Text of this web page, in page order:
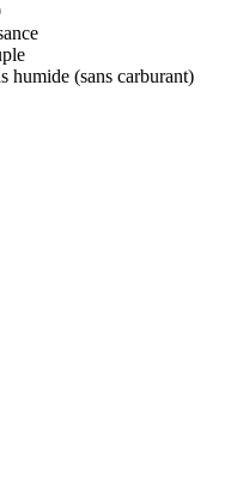
humide (sans carburant)